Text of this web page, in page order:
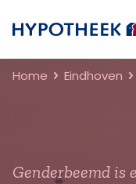
Terug naar home
Home Eindhoven
Genderbeemd is